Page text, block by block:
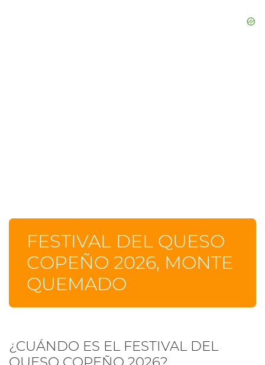
FESTIVAL DEL QUESO
COPEÑO 2026, MONTE
QUEMADO
¿CUÁNDO ES EL FESTIVAL DEL